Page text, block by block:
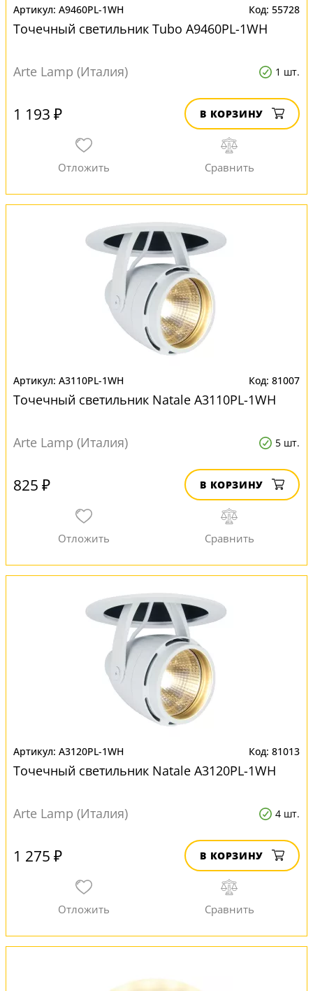
A9460PL-1WH 55728
Точечный светильник Tubo A9460PL-1WH
Arte Lamp (Италия) 1 шт.
1 193 ₽ В КОРЗИНУ
A3110PL-1WH 81007
Точечный светильник Natale A3110PL-1WH
Arte Lamp (Италия) 5 шт.
825 ₽ В КОРЗИНУ
A3120PL-1WH 81013
Точечный светильник Natale A3120PL-1WH
Arte Lamp (Италия) 4 шт.
1 275 ₽ В КОРЗИНУ